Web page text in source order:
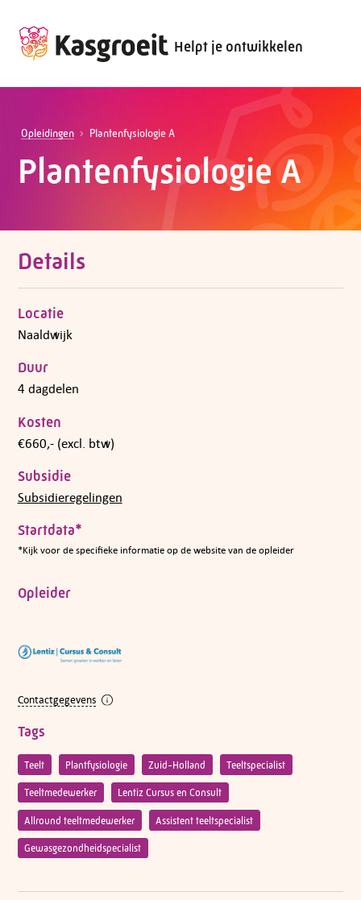
Helpt je ontwikkelen
Opleidingen Plantenfysiologie A
Plantenfysiologie A
Details
Locatie
Naaldwijk
Duur
4 dagdelen
Kosten
€660,- (excl. btw)
Subsidie
Subsidieregelingen
Startdata*
*Kijk voor de specifieke informatie op de website van de opleider
Opleider
Contactgegevens
Tags
Teelt Plantfysiologie Zuid-Holland Teeltspecialist
Teeltmedewerker Lentiz Cursus en Consult
Allround teeltmedewerker Assistent teeltspecialist
Gewasgezondheidspecialist